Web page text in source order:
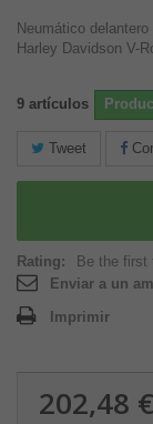
Neumático
Harley Davidson V-
9 artículos
Tweet
Rating:
Be the first
Enviar a un
Imprimir
202,48 €